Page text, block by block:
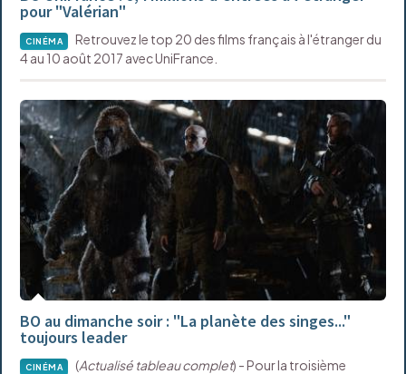
pour "Valérian"
CINÉMA
Retrouvez le top 20 des films français à l'étranger du
4 au 10 août 2017 avec UniFrance.
BO au dimanche soir : "La planète des singes..."
toujours leader
CINÉMA (Actualisé tableau complet) - Pour la troisième